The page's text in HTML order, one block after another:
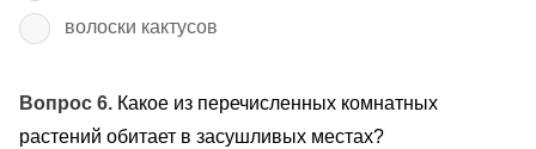
волоски кактусов
Вопрос 6. Какое из перечисленных комнатных
растений обитает в засушливых местах?